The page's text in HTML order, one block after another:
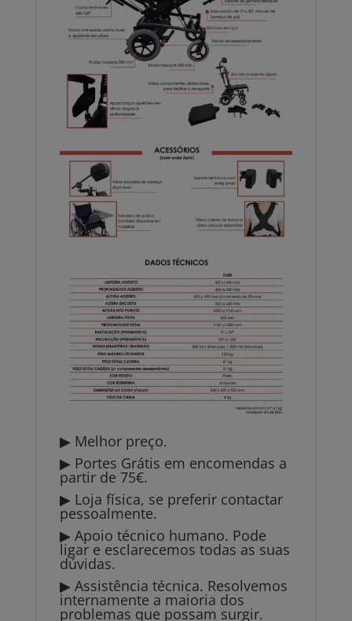
▶ Melhor preço.
▶ Portes Grátis em encomendas a
partir de 75€.
▶ Loja física, se preferir contactar
pessoalmente.
▶ Apoio técnico humano. Pode
ligar e esclarecemos todas as suas
dúvidas.
▶ Assistência técnica. Resolvemos
internamente a maioria dos
problemas que possam surgir.